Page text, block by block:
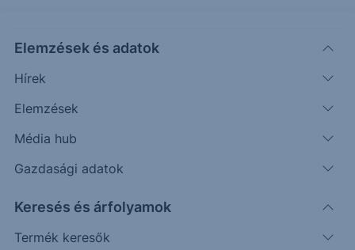
Elemzések és adatok
Hírek
Elemzések
Média hub
Gazdasági adatok
Keresés és árfolyamok
Termék keresők
ISIN: LU0122376428
34.22
Árfolyamértesítő rögzítése
Alap összehasonlítása